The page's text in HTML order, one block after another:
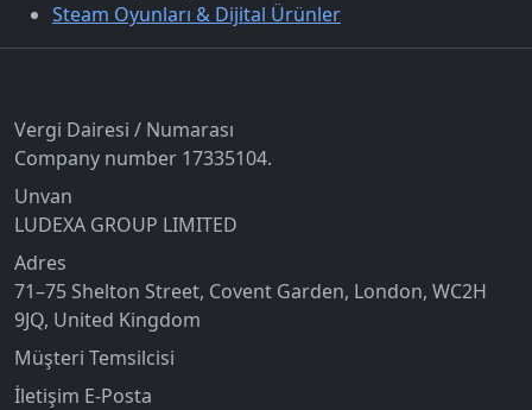
Steam Oyunları & Dijital Ürünler
Vergi Dairesi / Numarası
Company number 17335104.
Unvan
LUDEXA GROUP LIMITED
Adres
71–75 Shelton Street, Covent Garden, London, WC2H
9JQ, United Kingdom
Müşteri Temsilcisi
İletişim E-Posta